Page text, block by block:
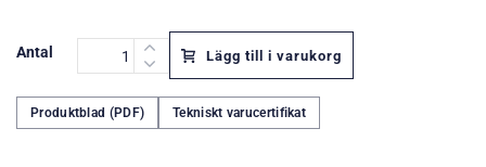
Antal Lägg till i varukorg
Produktblad (PDF) Tekniskt varucertifikat